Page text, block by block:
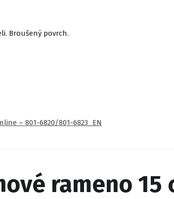
Broušený povrch.
– 801-6820/801-6823_EN
rameno 15